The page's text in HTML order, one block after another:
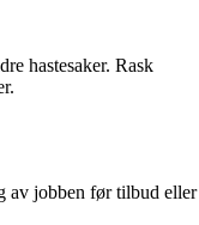
hastesaker. Rask
av jobben før tilbud eller